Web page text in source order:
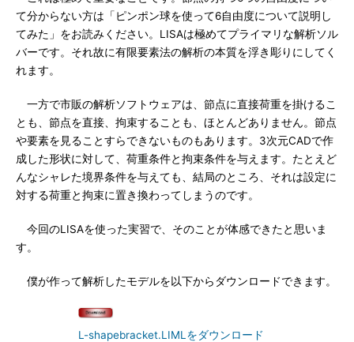
て分からない方は「ピンポン球を使って6自由度について説明し
てみた」をお読みください。LISAは極めてプライマリな解析ソル
バーです。それ故に有限要素法の解析の本質を浮き彫りにしてく
れます。
一方で市販の解析ソフトウェアは、節点に直接荷重を掛けるこ
とも、節点を直接、拘束することも、ほとんどありません。節点
や要素を見ることすらできないものもあります。3次元CADで作
成した形状に対して、荷重条件と拘束条件を与えます。たとえど
んなシャレた境界条件を与えても、結局のところ、それは設定に
対する荷重と拘束に置き換わってしまうのです。
今回のLISAを使った実習で、そのことが体感できたと思いま
す。
僕が作って解析したモデルを以下からダウンロードできます。
L-shapebracket.LIMLをダウンロード